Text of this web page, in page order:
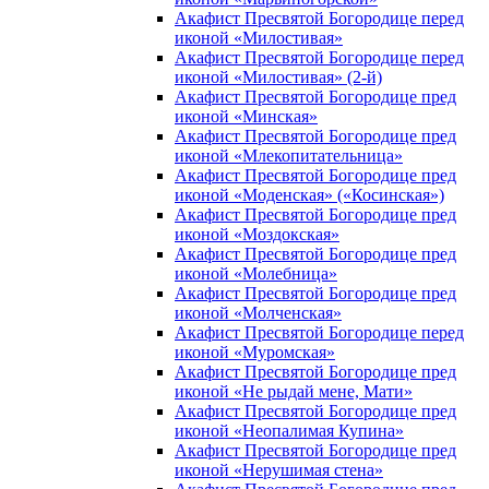
Акафист Пресвятой Богородице перед
иконой «Милостивая»
Акафист Пресвятой Богородице перед
иконой «Милостивая» (2-й)
Акафист Пресвятой Богородице пред
иконой «Минская»
Акафист Пресвятой Богородице пред
иконой «Млекопитательница»
Акафист Пресвятой Богородице пред
иконой «Моденская» («Косинская»)
Акафист Пресвятой Богородице пред
иконой «Моздокская»
Акафист Пресвятой Богородице пред
иконой «Молебница»
Акафист Пресвятой Богородице пред
иконой «Молченская»
Акафист Пресвятой Богородице перед
иконой «Муромская»
Акафист Пресвятой Богородице пред
иконой «Не рыдай мене, Мати»
Акафист Пресвятой Богородице пред
иконой «Неопалимая Купина»
Акафист Пресвятой Богородице пред
иконой «Нерушимая стена»